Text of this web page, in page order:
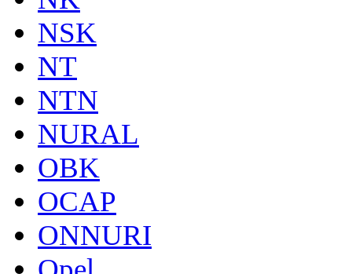
NSK
NT
NTN
NURAL
OBK
OCAP
ONNURI